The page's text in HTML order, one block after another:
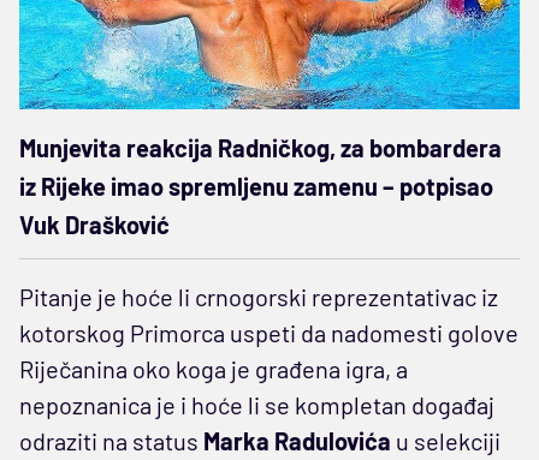
Munjevita reakcija Radničkog, za bombardera
iz Rijeke imao spremljenu zamenu – potpisao
Vuk Drašković
Pitanje je hoće li crnogorski reprezentativac iz
kotorskog Primorca uspeti da nadomesti golove
Riječanina oko koga je građena igra, a
nepoznanica je i hoće li se kompletan događaj
odraziti na status Marka Radulovića u selekciji